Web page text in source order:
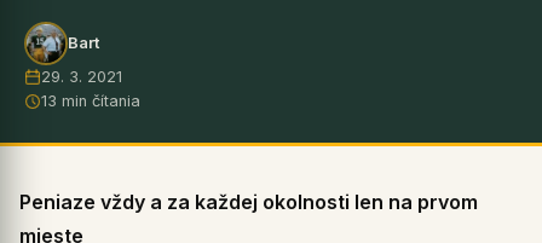
Bart
29. 3. 2021
13 min čítania
Peniaze vždy a za každej okolnosti len na prvom
mieste